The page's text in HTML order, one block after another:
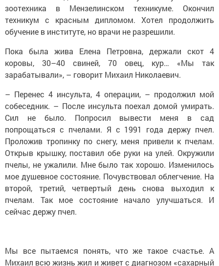
техникум с красным дипломом. Хотел продолжить
обучение в институте, но врачи не разрешили.
Пока была жива Елена Петровна, держали скот 4
коровы, 30–40 свиней, 70 овец, кур… «Мы так
зарабатывали», – говорит Михаил Николаевич.
– Перенес 4 инсульта, 4 операции, – продолжил мой
собеседник. – После инсульта поехал домой умирать.
Сил не было. Попросил вывести меня в сад
попрощаться с пчелами. Я с 1991 года держу пчел.
Проложив тропинку по снегу, меня привели к пчелам.
Открыв крышку, поставил обе руки на улей. Окружили
пчелы, не ужалили. Мне было так хорошо. Изменилось
мое душевное состояние. Почувствовал облегчение. На
второй, третий, четвертый день снова выходил к
пчелам. Так мое состояние начало улучшаться. И
сейчас держу пчел.
Михаил всю жизнь жил и живет с диагнозом «сахарный
диабет», не поддается унынию, трудится. Работал в